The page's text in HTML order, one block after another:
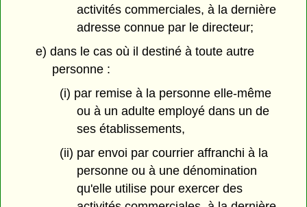
activités commerciales, à la dernière
adresse connue par le directeur;
e) dans le cas où il destiné à toute autre
personne :
(i) par remise à la personne elle-même
ou à un adulte employé dans un de
ses établissements,
(ii) par envoi par courrier affranchi à la
personne ou à une dénomination
qu'elle utilise pour exercer des